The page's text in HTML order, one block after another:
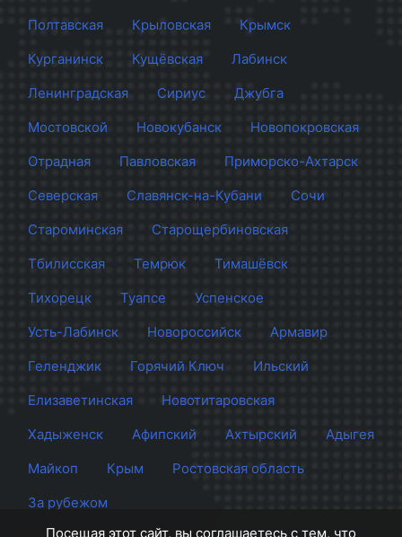
Полтавская
Крыловская
Крымск
Курганинск
Кущёвская
Лабинск
Ленинградская
Сириус
Джубга
Мостовской
Новокубанск
Новопокровская
Отрадная
Павловская
Приморско-Ахтарск
Северская
Славянск-на-Кубани
Сочи
Староминская
Старощербиновская
Тбилисская
Темрюк
Тимашёвск
Тихорецк
Туапсе
Успенское
Усть-Лабинск
Новороссийск
Армавир
Геленджик
Горячий Ключ
Ильский
Елизаветинская
Новотитаровская
Хадыженск
Афипский Ахтырский
Адыгея
Майкоп
Крым
Ростовская область
За рубежом
Посещая этот сайт, вы соглашаетесь с тем, что